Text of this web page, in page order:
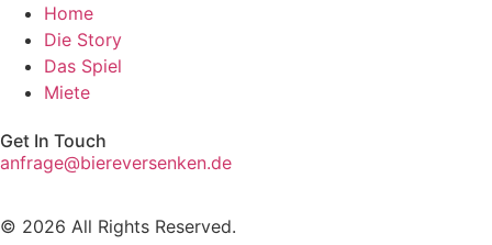
Home
Die Story
Das Spiel
Miete
Get In Touch
anfrage@biereversenken.de
© 2026 All Rights Reserved.